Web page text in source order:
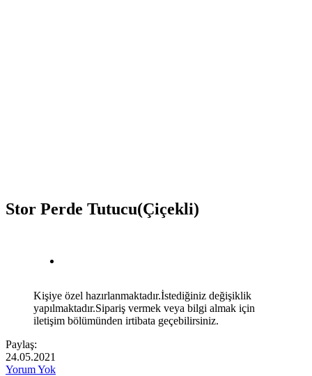
Stor Perde Tutucu(Çiçekli)
Kişiye özel hazırlanmaktadır.İstediğiniz değişiklik
yapılmaktadır.Sipariş vermek veya bilgi almak için
iletişim bölümünden irtibata geçebilirsiniz.
Paylaş:
24.05.2021
Yorum Yok